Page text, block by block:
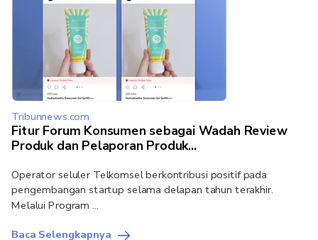
Tribunnews.com
Fitur Forum Konsumen sebagai Wadah Review
Produk dan Pelaporan Produk...
Operator seluler Telkomsel berkontribusi positif pada
pengembangan startup selama delapan tahun terakhir.
Melalui Program ...
Baca Selengkapnya